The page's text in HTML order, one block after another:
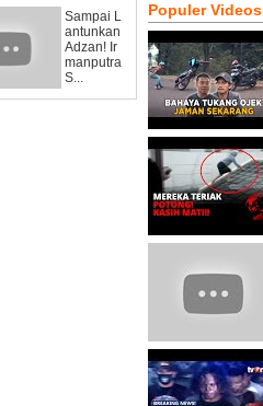
Sampai L
antunkan
Adzan! Ir
manputra
S...
Populer Videos